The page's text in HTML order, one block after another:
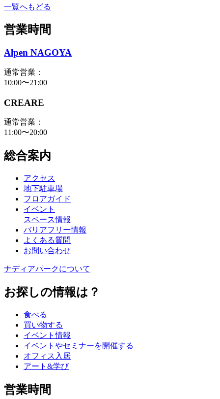
一覧へもどる
営業時間
Alpen NAGOYA
通常営業：
10:00〜21:00
CREARE
通常営業：
11:00〜20:00
総合案内
アクセス
地下駐車場
フロアガイド
イベント
スペース情報
バリアフリー情報
よくある質問
お問い合わせ
ナディアパークについて
お探しの情報は？
食べる
買い物する
イベント情報
イベントやセミナーを開催する
オフィス入居
アート&学び
営業時間